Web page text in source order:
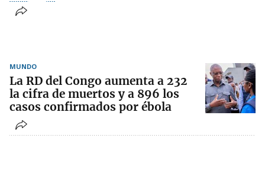
MUNDO
La RD del Congo aumenta a 232
la cifra de muertos y a 896 los
casos confirmados por ébola